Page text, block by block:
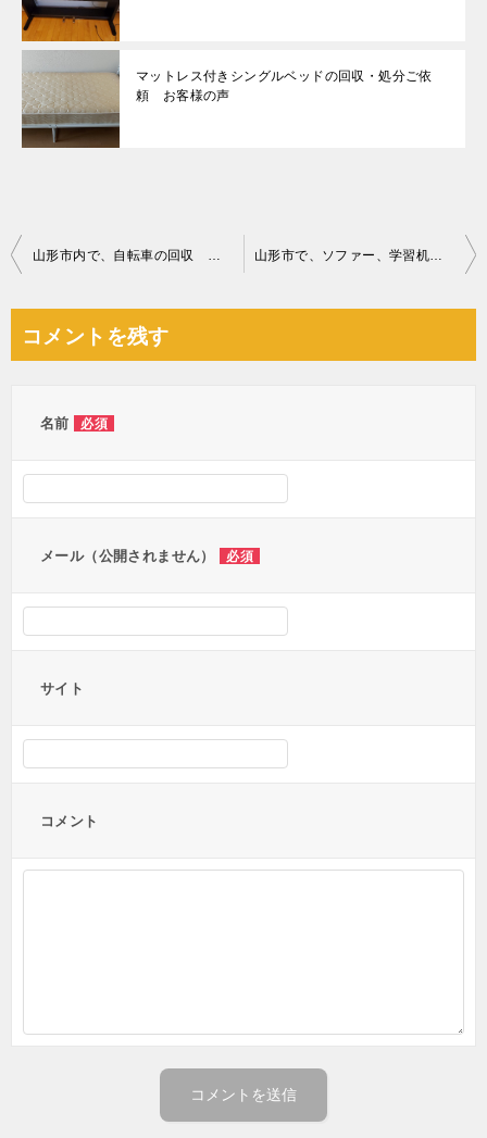
マットレス付きシングルベッドの回収・処分ご依
頼 お客様の声
投
ビ
コメントを残す
名前 必須
メール（公開されません） 必須
サイト
コメント